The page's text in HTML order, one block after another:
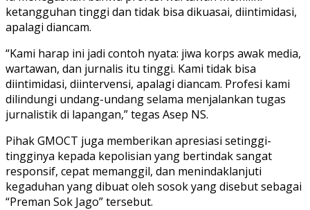
ketangguhan tinggi dan tidak bisa dikuasai, diintimidasi,
apalagi diancam.
“Kami harap ini jadi contoh nyata: jiwa korps awak media,
wartawan, dan jurnalis itu tinggi. Kami tidak bisa
diintimidasi, diintervensi, apalagi diancam. Profesi kami
dilindungi undang-undang selama menjalankan tugas
jurnalistik di lapangan,” tegas Asep NS.
Pihak GMOCT juga memberikan apresiasi setinggi-
tingginya kepada kepolisian yang bertindak sangat
responsif, cepat memanggil, dan menindaklanjuti
kegaduhan yang dibuat oleh sosok yang disebut sebagai
“Preman Sok Jago” tersebut.